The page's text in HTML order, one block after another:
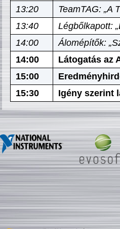
13:20
TeamTAG: „A
13:40
Légbőlkapott:
14:00
Álomépítők:
14:00
Látogatás az
15:00
15:30
Igény szerint